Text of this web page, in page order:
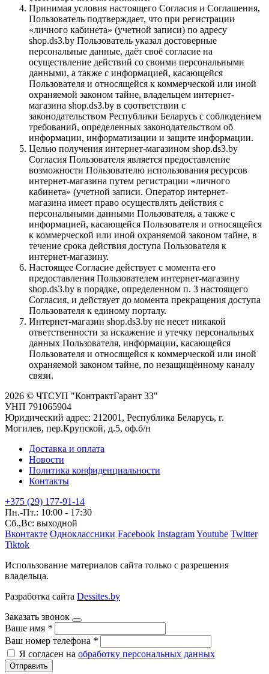
Принимая условия настоящего Согласия и Соглашения,
Пользователь подтверждает, что при регистрации
«личного кабинета» (учетной записи) по адресу
shop.ds3.by Пользователь указал достоверные
персональные данные, даёт своё согласие на
осуществление действий со своими персональными
данными, а также с информацией, касающейся
Пользователя и относящейся к коммерческой или иной
охраняемой законом тайне, владельцем интернет-
магазина shop.ds3.by в соответствии с
законодательством Республики Беларусь с соблюдением
требований, определенных законодательством об
информации, информатизации и защите информации.
Целью получения интернет-магазином shop.ds3.by
Согласия Пользователя является предоставление
возможности Пользователю использования ресурсов
интернет-магазина путем регистрации «личного
кабинета» (учетной записи. Оператор интернет-
магазина имеет право осуществлять действия с
персональными данными Пользователя, а также с
информацией, касающейся Пользователя и относящейся
к коммерческой или иной охраняемой законом тайне, в
течение срока действия доступа Пользователя к
интернет-магазину.
Настоящее Согласие действует с момента его
предоставления Пользователем интернет-магазину
shop.ds3.by в порядке, определенном п. 3 настоящего
Согласия, и действует до момента прекращения доступа
Пользователя к единому порталу.
Интернет-магазин shop.ds3.by не несет никакой
ответственности за искажение и утечку персональных
данных Пользователя, информации, касающейся
Пользователя и относящейся к коммерческой или иной
охраняемой законом тайне, по незащищённому каналу
связи.
2026 © ЧТСУП "КонтрактГарант 33"
УНП 791065904
Юридический адрес: 212001, Республика Беларусь, г.
Могилев, пер.Крупской, д.5, оф.б/н
Доставка и оплата
Новости
Политика конфиденциальности
Контакты
+375 (29) 177-91-14
Пн.-Пт.: 10:00 - 17:30
Сб.,Вс: выходной
Вконтакте Одноклассники Facebook InstagramYoutube Twitter
Tiktok
Использование материалов сайта только с разрешения
владельца.
Разработка сайта Dessites.by
Заказать звонок
Ваше имя *
Ваш номер телефона *
Я согласен на обработку персональных данных
Отправить